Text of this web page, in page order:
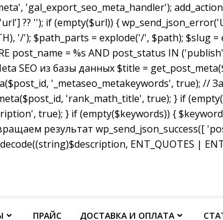
'gal_export_seo_meta_handler');
?? ''); if (empty($url)) {
'/'); $path_parts = explode('/', $path); $slug
post_name = %s AND post_status IN
SEO из базы данных $title =
'_metaseo_metakeywords', true); //
'rank_math_title', true); } if
true); } if (empty($keywords)) {
результат wp_send_json_success([
ENT_QUOTES |
ПРАЙС ДОСТАВКА И ОПЛАТА